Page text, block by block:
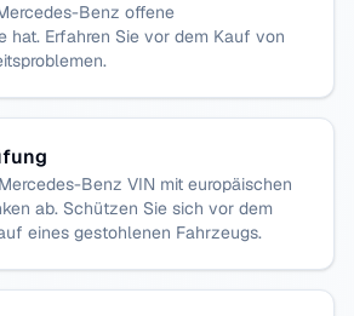
Benz offene
hat. Erfahren Sie vor dem Kauf von
Benz VIN mit europäischen
ab. Schützen Sie sich vor dem
eines gestohlenen Fahrzeugs.